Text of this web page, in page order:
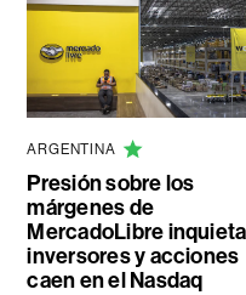
ARGENTINA
Presión sobre los
márgenes de
MercadoLibre
inversores y acciones
caen en el Nasdaq